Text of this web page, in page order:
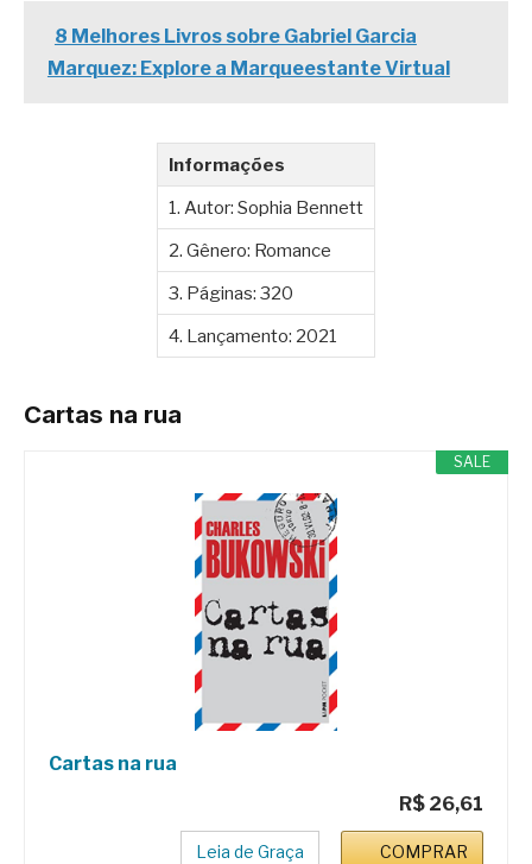
8 Melhores Livros sobre Gabriel Garcia
Marquez: Explore a Marqueestante Virtual
Informações
1. Autor: Sophia Bennett
2. Gênero: Romance
3. Páginas: 320
4. Lançamento: 2021
Cartas na rua
SALE
Cartas na rua
R$ 26,61
Leia de Graça COMPRAR